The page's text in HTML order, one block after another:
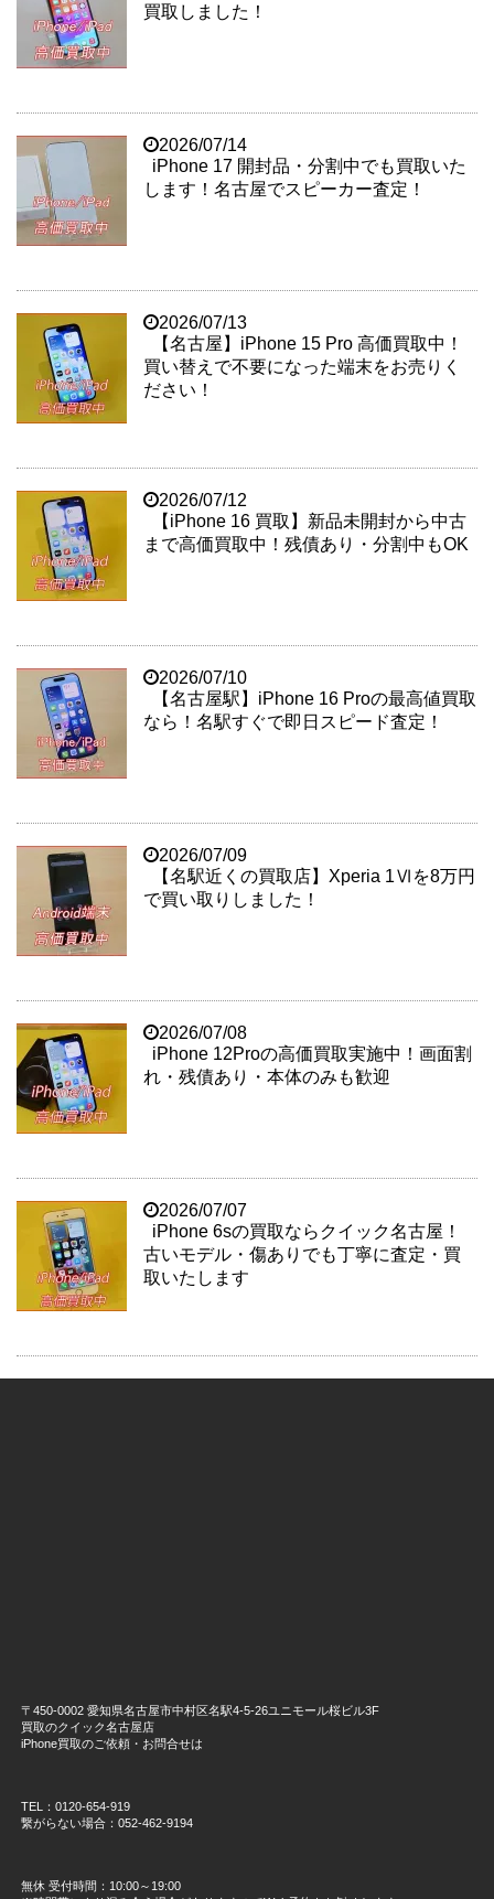
買取しました！
2026/07/14
iPhone 17 開封品・分割中でも買取いた
します！名古屋でスピーカー査定！
2026/07/13
【名古屋】iPhone 15 Pro 高価買取中！
買い替えで不要になった端末をお売りく
ださい！
2026/07/12
【iPhone 16 買取】新品未開封から中古
まで高価買取中！残債あり・分割中もOK
2026/07/10
【名古屋駅】iPhone 16 Proの最高値買取
なら！名駅すぐで即日スピード査定！
2026/07/09
【名駅近くの買取店】Xperia 1Ⅵを8万円
で買い取りしました！
2026/07/08
iPhone 12Proの高価買取実施中！画面割
れ・残債あり・本体のみも歓迎
2026/07/07
iPhone 6sの買取ならクイック名古屋！
古いモデル・傷ありでも丁寧に査定・買
取いたします
〒450-0002 愛知県名古屋市中村区名駅4-5-26ユニモール桜ビル3F
買取のクイック名古屋店
iPhone買取のご依頼・お問合せは
TEL：0120-654-919
繋がらない場合：052-462-9194
無休 受付時間：10:00～19:00